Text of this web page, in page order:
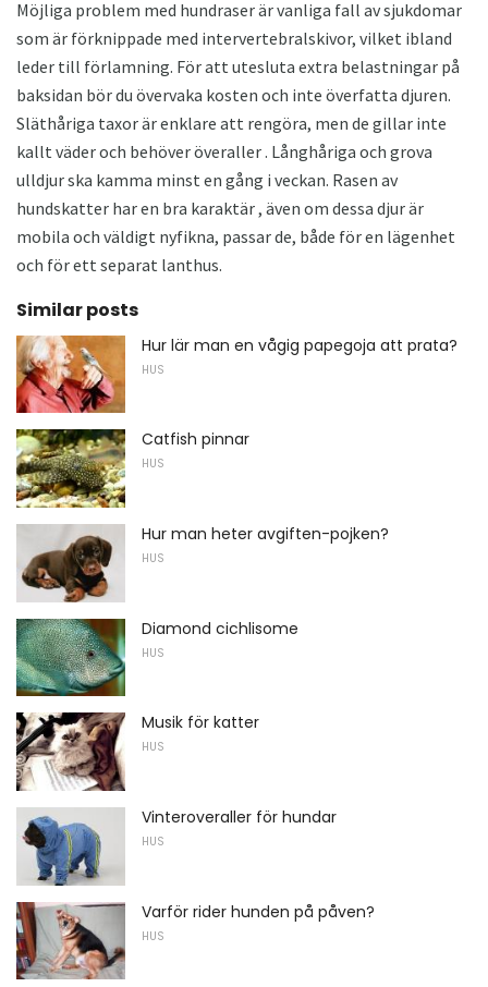
Möjliga problem med hundraser är vanliga fall av sjukdomar
som är förknippade med intervertebralskivor, vilket ibland
leder till förlamning. För att utesluta extra belastningar på
baksidan bör du övervaka kosten och inte överfatta djuren.
Släthåriga taxor är enklare att rengöra, men de gillar inte
kallt väder och behöver överaller . Långhåriga och grova
ulldjur ska kamma minst en gång i veckan. Rasen av
hundskatter har en bra karaktär , även om dessa djur är
mobila och väldigt nyfikna, passar de, både för en lägenhet
och för ett separat lanthus.
Similar posts
Hur lär man en vågig papegoja att prata?
HUS
Catfish pinnar
HUS
Hur man heter avgiften-pojken?
HUS
Diamond cichlisome
HUS
Musik för katter
HUS
Vinteroveraller för hundar
HUS
Varför rider hunden på påven?
HUS